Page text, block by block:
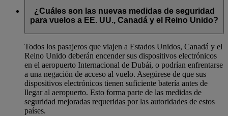
¿Cuáles son las nuevas medidas de seguridad
para vuelos a EE. UU., Canadá y el Reino Unido?
Todos los pasajeros que viajen a Estados Unidos, Canadá y el
Reino Unido deberán encender sus dispositivos electrónicos
en el aeropuerto Internacional de Dubái, o podrían enfrentarse
a una negación de acceso al vuelo. Asegúrese de que sus
dispositivos electrónicos tienen suficiente batería antes de
llegar al aeropuerto. Esto forma parte de las medidas de
seguridad mejoradas requeridas por las autoridades de estos
países.